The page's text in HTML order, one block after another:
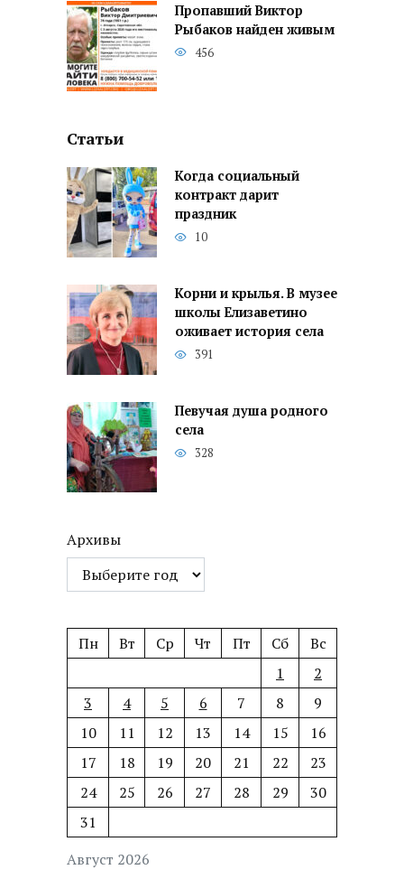
Пропавший Виктор
Рыбаков найден живым
456
Статьи
Когда социальный
контракт дарит
праздник
10
Корни и крылья. В музее
школы Елизаветино
оживает история села
391
Певучая душа родного
села
328
Архивы
Август 2026
Пн Вт Ср Чт Пт Сб
Вс
1
2
3
4 5 6 7 8
9
10
11 12 13 14 15
16
17
18 19 20 21 22
23
24
25 26 27 28 29
30
31